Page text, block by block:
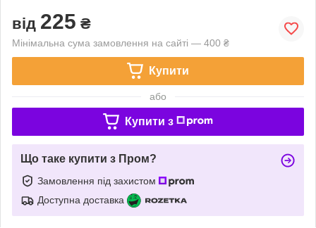
від 225 ₴
Мінімальна сума замовлення на сайті — 400 ₴
Купити
або
Купити з
Що таке купити з Пром?
Замовлення під захистом
Доступна доставка